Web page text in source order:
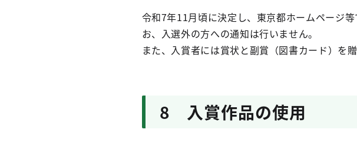
令和7年11月頃に決定し、東京都ホームページ
お、入選外の方への通知は行いません。
また、入賞者には賞状と副賞（図書カード）を
8 入賞作品の使用